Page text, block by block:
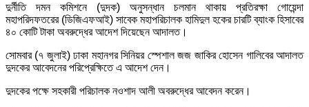
দুর্নীতি দমন কমিশনে (দুদক) অনুসন্ধান চলমান থাকায় প্রতিরক্ষা গোয়েন্দা
মহাপরিদফতরের (ডিজিএফআই) সাবেক মহাপরিচালক হামিদুল হকের চারটি ব্যাংক হিসাবের
৪০ কোটি টাকা অবরুদ্ধের আদেশ দিয়েছেন আদালত।
সোমবার (৭ জুলাই) ঢাকা মহানগর সিনিয়র স্পেশাল জজ জাকির হোসেন গালিবের আদালত
দুদকের আবেদনের পরিপ্রেক্ষিতে এ আদেশ দেন।
দুদকের পক্ষে সহকারী পরিচালক নওশাদ আলী অবরুদ্ধের আবেদন করেন।